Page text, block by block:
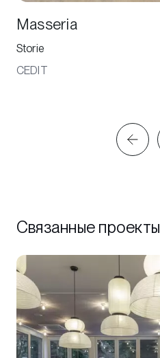
Masseria
Storie
CEDIT
Связанные проекты